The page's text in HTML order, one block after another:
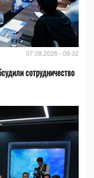
07.08.2026 - 09:32
сотрудничество